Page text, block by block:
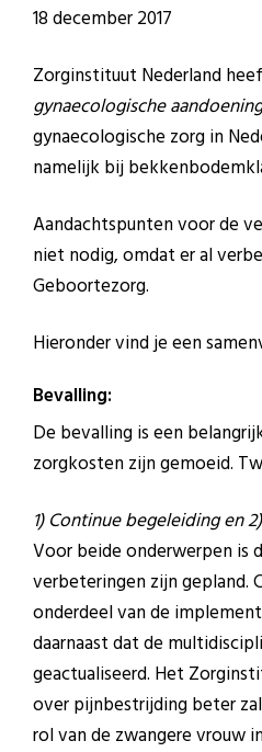
18 december 2017
Zorginstituut Nederland
gynaecologische
gynaecologische zorg in
namelijk bij
Aandachtspunten voor de
niet nodig, omdat er al
Geboortezorg.
Hieronder vind je een
Bevalling:
De bevalling is een
zorgkosten zijn gemoeid.
1) Continue begeleiding en
Voor beide onderwerpen is
verbeteringen zijn gepland.
onderdeel van de
daarnaast dat de
geactualiseerd. Het
over pijnbestrijding beter
rol van de zwangere vrouw